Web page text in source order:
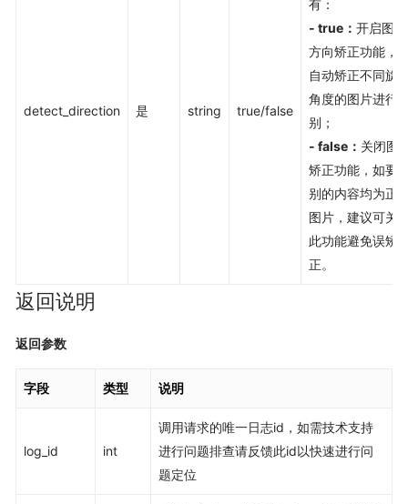
detect_direction 是 string true/false
有：
- true： 开启图像
方向矫正功能，
自动矫正不同旋
角度的图片进行
别；
- false： 关闭图
矫正功能，如要
别的内容均为正
图片，建议可关
此功能避免误矫
正。
返回说明
返回参数
字段 类型 说明
log_id int
调用请求的唯一日志id，如需技术支持
进行问题排查请反馈此id以快速进行问
题定位